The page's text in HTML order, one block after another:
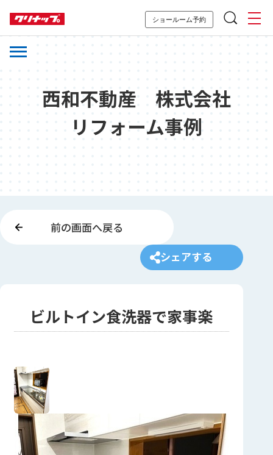
ショールーム予約
西和不動産 株式会社
リフォーム事例
前の画面へ戻る
シェアする
ビルトイン食洗器で家事楽